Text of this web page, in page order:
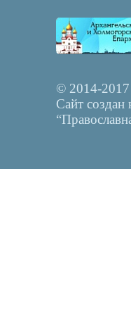
© 2014-2017
Сайт создан